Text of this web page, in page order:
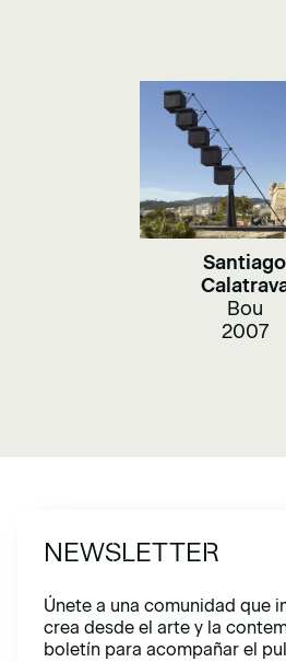
Santiago
Bou
2007
NEWSLETTER
Únete a una comunidad que
crea desde el arte y la
boletín para acompañar el